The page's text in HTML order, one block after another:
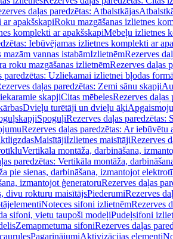
daļas paredzētas: Atbalstkājas
apakšskapiRoku mazgāšanas izlietnes
komplekti ar apakšskapiMēbeļu izlietnes
Iebūvējamas izlietnes komplekti ar
mazām vannas istabāmIzlietnēmRezerves
roku mazgāšanas izlietnēmRezerves daļas
paredzētas: Uzliekamai izlietnei bļodas formā
daļas paredzētas: Zemi sānu skapji
skapjiCitas mēbelesRezerves daļas
Dvieļu turētāji un dvieļu āķi
SpoguļiRezerves daļas paredzētas:
Rezerves daļas paredzētas: Ar iebūvētu
MaisītājiIzlietnes maisītājiRezerves
Vertikāla montāža, darbināšana,
paredzētas: Vertikāla montāža,
pie sienas, darbināšana, izmantojot
izmantojot ģeneratoruRezerves daļas
divu rokturu maisītājsPiederumiRezerves
Noteces sifoni izlietnēmRezerves
sifoni, vietu taupoši modeļiPudeļsifoni
Zemapmetuma sifoniRezerves daļas
PagarinājumiAktivizācijas elementi